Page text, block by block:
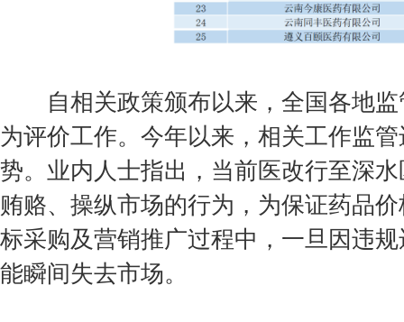
自相关政策颁布以来，全国各地监
为评价工作。今年以来，相关工作监
势。业内人士指出，当前医改行至深
贿赂、操纵市场的行为，为保证药品
标采购及营销推广过程中，一旦因违
能瞬间失去市场。